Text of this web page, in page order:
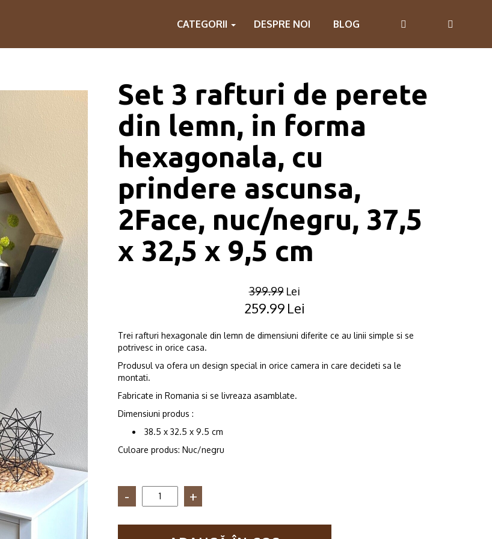
CATEGORII DESPRE NOI BLOG
Set 3 rafturi de perete
din lemn, in forma
hexagonala, cu
prindere ascunsa,
2Face, nuc/negru, 37,5
x 32,5 x 9,5 cm
399.99 Lei
Original
was:
259.99 Lei
Current
is:
Trei rafturi hexagonale din lemn de dimensiuni diferite ce au linii simple si se
potrivesc in orice casa.
Produsul va ofera un design special in orice camera in care decideti sa le
montati.
Fabricate in Romania si se livreaza asamblate.
Dimensiuni produs :
38.5 x 32.5 x 9.5 cm
Culoare produs: Nuc/negru
Cantitate
rafturi